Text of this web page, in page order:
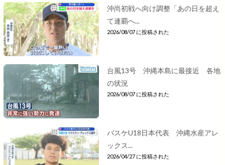
沖尚初戦へ向け調整「あの日を超え
て連覇へ...
2026/08/07 に投稿された
台風13号 沖縄本島に最接近 各地
の状況
2026/08/07 に投稿された
バスケU18日本代表 沖縄水産アレ
ックス...
2026/04/27 に投稿された